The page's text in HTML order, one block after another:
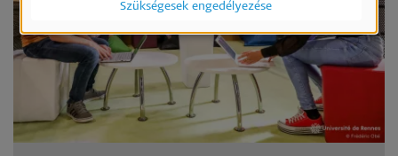
Szükségesek engedélyezése